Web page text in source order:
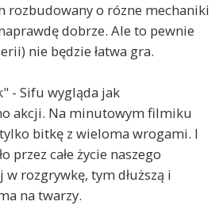
rozbudowany o rózne mechaniki
dobrze. Ale to pewnie
nie będzie łatwa gra.
- Sifu wygląda jak
akcji. Na minutowym filmiku
bitkę z wieloma wrogami. I
przez całe życie naszego
rozgrywkę, tym dłuższą i
na twarzy.